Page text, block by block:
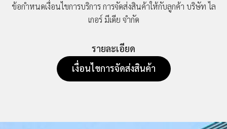
ข้อกำหนดเงื่อนไขการบริการ การจัดส่งสินค้าให้กับลูกค้า บริษัท ไล
เกอร์ มีเดีย จำกัด
รายละเอียด
เงื่อนไขการจัดส่งสินค้า